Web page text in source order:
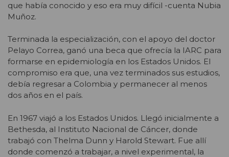
que había conocido y eso era muy difícil -cuenta Nubia
Muñoz.
Terminada la especialización, con el apoyo del doctor
Pelayo Correa, ganó una beca que ofrecía la IARC para
formarse en epidemiología en los Estados Unidos. El
compromiso era que, una vez terminados sus estudios,
debía regresar a Colombia y permanecer al menos
dos años en el país.
En 1967 viajó a los Estados Unidos. Llegó inicialmente a
Bethesda, al Instituto Nacional de Cáncer, donde
trabajó con Thelma Dunn y Harold Stewart. Fue allí
donde comenzó a trabajar, a nivel experimental, la